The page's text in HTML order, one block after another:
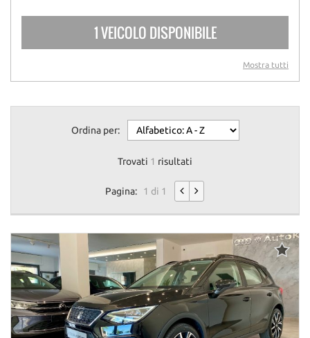
1 VEICOLO DISPONIBILE
Mostra tutti
Ordina per:
Trovati 1 risultati
Pagina: 1 di 1